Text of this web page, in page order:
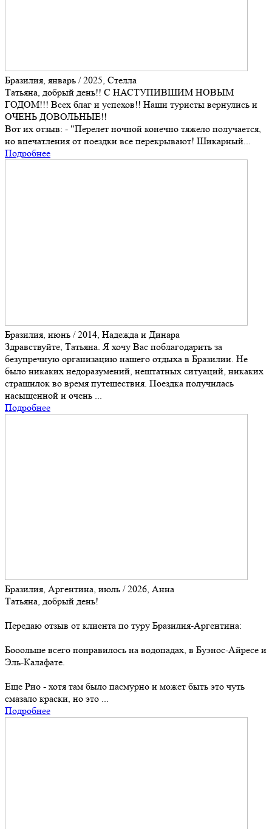
Бразилия, январь / 2025, Стелла
Татьяна, добрый день!! С НАСТУПИВШИМ НОВЫМ
ГОДОМ!!! Всех благ и успехов!! Наши туристы вернулись и
ОЧЕНЬ ДОВОЛЬНЫЕ!!
Вот их отзыв: - "Перелет ночной конечно тяжело получается,
но впечатления от поездки все перекрывают! Шикарный...
Подробнее
Бразилия, июнь / 2014, Надежда и Динара
Здравствуйте, Татьяна. Я хочу Вас поблагодарить за
безупречную организацию нашего отдыха в Бразилии. Не
было никаких недоразумений, нештатных ситуаций, никаких
страшилок во время путешествия. Поездка получилась
насыщенной и очень ...
Подробнее
Бразилия, Аргентина, июль / 2026, Анна
Татьяна, добрый день!
Передаю отзыв от клиента по туру Бразилия-Аргентина:
Бооольше всего понравилось на водопадах, в Буэнос-Айресе и
Эль-Калафате.
Еще Рио - хотя там было пасмурно и может быть это чуть
смазало краски, но это ...
Подробнее